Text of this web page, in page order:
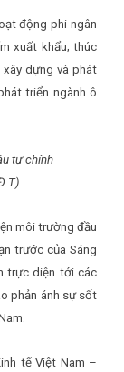
động phi ngân
xuất khẩu; thúc
dựng và phát
triển ngành ô
tư chính
môi trường đầu
trước của Sáng
trực diện tới các
phản ánh sự sốt
tế Việt Nam –